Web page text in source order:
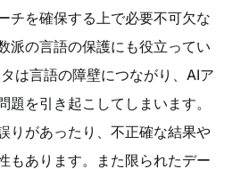
チを確保する上で必要不可欠な
派の言語の保護にも役立ってい
は言語の障壁につながり、AIア
題を引き起こしてしまいます。
りがあったり、不正確な結果や
もあります。また限られたデー